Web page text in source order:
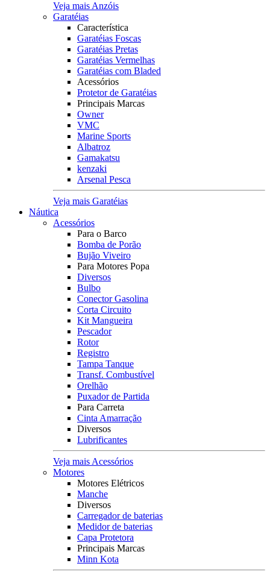
Veja mais Anzóis
Garatéias
Característica
Garatéias Foscas
Garatéias Pretas
Garatéias Vermelhas
Garatéias com Bladed
Acessórios
Protetor de Garatéias
Principais Marcas
Owner
VMC
Marine Sports
Albatroz
Gamakatsu
kenzaki
Arsenal Pesca
Veja mais Garatéias
Náutica
Acessórios
Para o Barco
Bomba de Porão
Bujão Viveiro
Para Motores Popa
Diversos
Bulbo
Conector Gasolina
Corta Circuito
Kit Mangueira
Pescador
Rotor
Registro
Tampa Tanque
Transf. Combustível
Orelhão
Puxador de Partida
Para Carreta
Cinta Amarração
Diversos
Lubrificantes
Veja mais Acessórios
Motores
Motores Elétricos
Manche
Diversos
Carregador de baterias
Medidor de baterias
Capa Protetora
Principais Marcas
Minn Kota